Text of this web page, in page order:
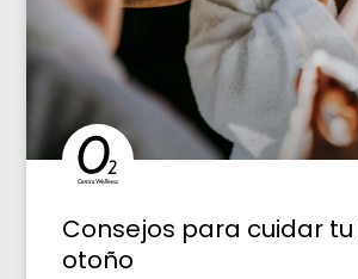
Consejos para cuidar tu
otoño